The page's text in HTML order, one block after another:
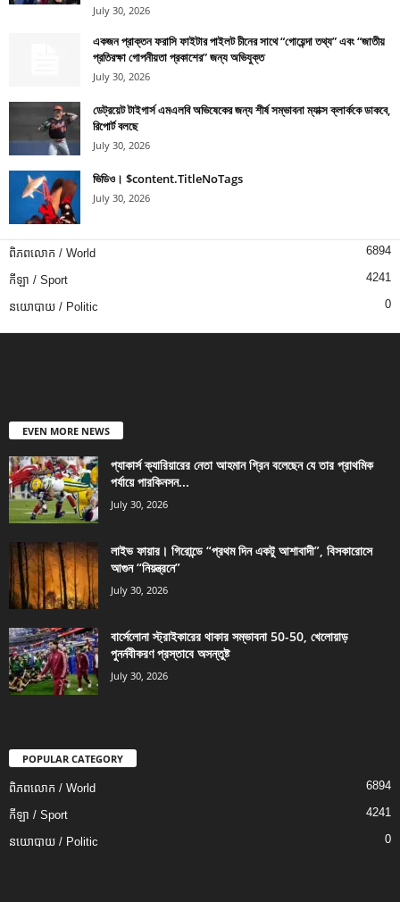
July 30, 2026
একজন প্রাক্তন ফরাসি ফাইটার পাইলট চীনের সাথে “গোয়েন্দা তথ্য” এবং “জাতীয়
প্রতিরক্ষা গোপনীয়তা প্রকাশের” জন্য অভিযুক্ত
July 30, 2026
ডেট্রয়েট টাইগার্স এমএলবি অভিষেকের জন্য শীর্ষ সম্ভাবনা ম্যাক্স ক্লার্ককে ডাকবে,
রিপোর্ট বলছে
July 30, 2026
ভিডিও। $content.TitleNoTags
July 30, 2026
ពិភពលោក / World 6894
កីឡា / Sport 4241
នយោបាយ / Politic 0
EVEN MORE NEWS
প্যাকার্স ক্যারিয়ারের নেতা আহমান গ্রিন বলেছেন যে তার প্রাথমিক
পর্যায়ে পারকিনসন...
July 30, 2026
লাইভ ফায়ার। গিরোন্ডে “প্রথম দিন একটু আশাবাদী”, বিসকারোসে
আগুন “নিয়ন্ত্রনে”
July 30, 2026
বার্সেলোনা স্ট্রাইকারের থাকার সম্ভাবনা 50-50, খেলোয়াড়
পুনর্নবীকরণ প্রস্তাবে অসন্তুষ্ট
July 30, 2026
POPULAR CATEGORY
ពិភពលោក / World 6894
កីឡា / Sport 4241
នយោបាយ / Politic 0